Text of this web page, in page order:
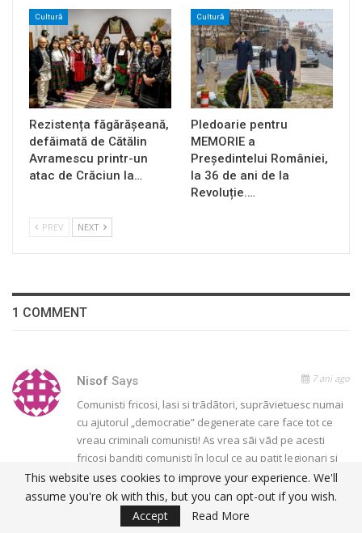
Cultură
Rezistența făgărășeană,
defăimată de Cătălin
Avramescu printr-un
atac de Crăciun la…
Cultură
Pledoarie pentru
MEMORIE a
Președintelui României,
la 36 de ani de la
Revoluție.…
PREV NEXT
1 COMMENT
Nisof Says 7 ani ago
Comunisti fricosi, lasi si trãdãtori, suprãvietuesc numai
cu ajutorul „democratie” degenerate care face tot ce
vreau criminali comunisti! As vrea sãi vãd pe acesti
fricosi banditi comunisti în locul ce au patit legionari si
alti detiunuti politici la Ajud, Gherla, Pitesti, Jilava, Sighet,
Canalul Dunãrea-Marea Neagrã, Bãrãgan si ect. ori
acesti fricosi si lasi comunisti niciodata nu a trecut prin
asa ceva! Cãtiva din ei au stat ca în hotel la Doftana,
This website uses cookies to improve your experience. We'll
assume you're ok with this, but you can opt-out if you wish.
Accept
Read More